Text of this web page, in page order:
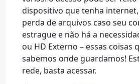
dispositivo que tenha
perda de arquivos caso seu
estrague e não há a
ou HD Externo – essas coisas
sabemos onde guardamos!
rede, basta acessar.